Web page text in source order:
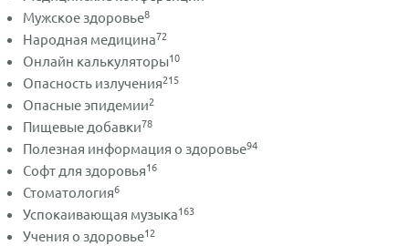
Мужское здоровье8
Народная медицина72
Онлайн калькуляторы10
Опасность излучения215
Опасные эпидемии2
Пищевые добавки78
Полезная информация о здоровье94
Софт для здоровья16
Стоматология6
Успокаивающая музыка163
Учения о здоровье12